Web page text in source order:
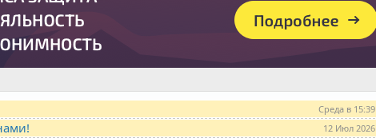
Среда в 15:39
12 Июл 2026